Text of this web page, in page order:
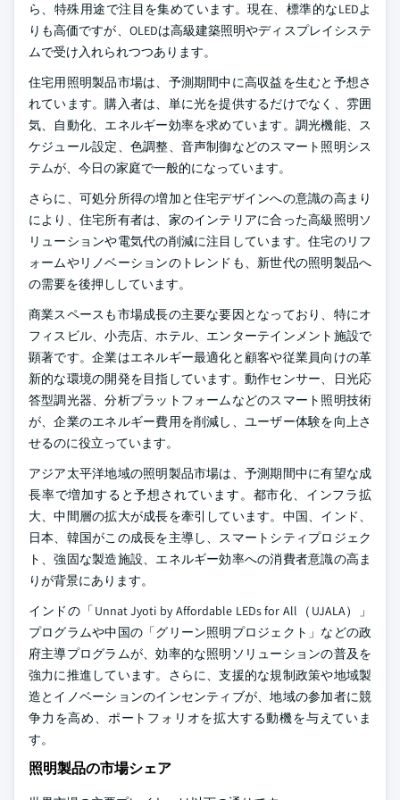
ら、特殊用途で注目を集めています。現在、標準的なLEDよ
りも高価ですが、OLEDは高級建築照明やディスプレイシステ
ムで受け入れられつつあります。
住宅用照明製品市場は、予測期間中に高収益を生むと予想さ
れています。購入者は、単に光を提供するだけでなく、雰囲
気、自動化、エネルギー効率を求めています。調光機能、ス
ケジュール設定、色調整、音声制御などのスマート照明シス
テムが、今日の家庭で一般的になっています。
さらに、可処分所得の増加と住宅デザインへの意識の高まり
により、住宅所有者は、家のインテリアに合った高級照明ソ
リューションや電気代の削減に注目しています。住宅のリフ
ォームやリノベーションのトレンドも、新世代の照明製品へ
の需要を後押ししています。
商業スペースも市場成長の主要な要因となっており、特にオ
フィスビル、小売店、ホテル、エンターテインメント施設で
顕著です。企業はエネルギー最適化と顧客や従業員向けの革
新的な環境の開発を目指しています。動作センサー、日光応
答型調光器、分析プラットフォームなどのスマート照明技術
が、企業のエネルギー費用を削減し、ユーザー体験を向上さ
せるのに役立っています。
アジア太平洋地域の照明製品市場は、予測期間中に有望な成
長率で増加すると予想されています。都市化、インフラ拡
大、中間層の拡大が成長を牽引しています。中国、インド、
日本、韓国がこの成長を主導し、スマートシティプロジェク
ト、強固な製造施設、エネルギー効率への消費者意識の高ま
りが背景にあります。
インドの「Unnat Jyoti by Affordable LEDs for All（UJALA）」
プログラムや中国の「グリーン照明プロジェクト」などの政
府主導プログラムが、効率的な照明ソリューションの普及を
強力に推進しています。さらに、支援的な規制政策や地域製
造とイノベーションのインセンティブが、地域の参加者に競
争力を高め、ポートフォリオを拡大する動機を与えていま
す。
照明製品の市場シェア